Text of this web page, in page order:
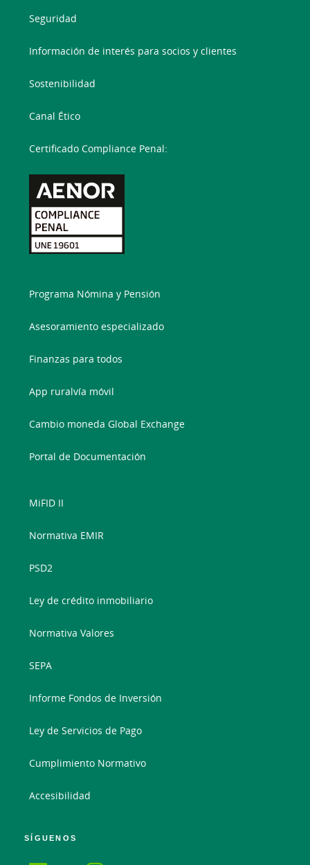
Seguridad
Información de interés para socios y clientes
Sostenibilidad
Canal Ético
Certificado Compliance Penal:
Programa Nómina y Pensión
Asesoramiento especializado
Finanzas para todos
App ruralvía móvil
Cambio moneda Global Exchange
Portal de Documentación
MiFID II
Normativa EMIR
PSD2
Ley de crédito inmobiliario
Normativa Valores
SEPA
Informe Fondos de Inversión
Ley de Servicios de Pago
Cumplimiento Normativo
Accesibilidad
SÍGUENOS